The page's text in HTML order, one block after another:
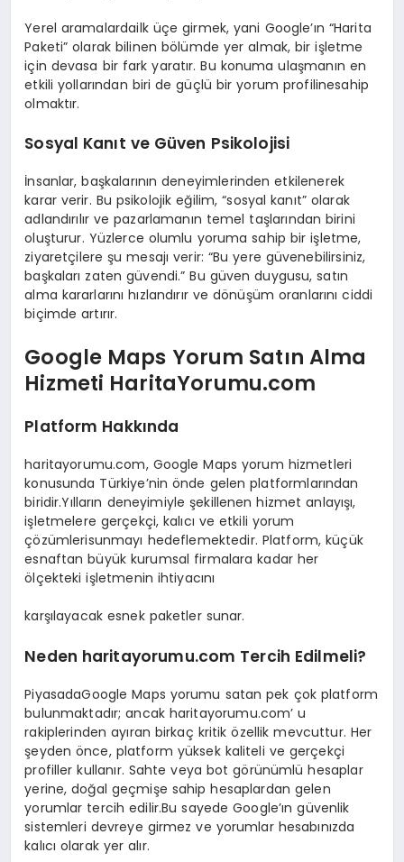
Yerel aramalardailk üçe girmek, yani Google’ın “Harita
Paketi” olarak bilinen bölümde yer almak, bir işletme
için devasa bir fark yaratır. Bu konuma ulaşmanın en
etkili yollarından biri de güçlü bir yorum profilinesahip
olmaktır.
Sosyal Kanıt ve Güven Psikolojisi
İnsanlar, başkalarının deneyimlerinden etkilenerek
karar verir. Bu psikolojik eğilim, “sosyal kanıt” olarak
adlandırılır ve pazarlamanın temel taşlarından birini
oluşturur. Yüzlerce olumlu yoruma sahip bir işletme,
ziyaretçilere şu mesajı verir: “Bu yere güvenebilirsiniz,
başkaları zaten güvendi.” Bu güven duygusu, satın
alma kararlarını hızlandırır ve dönüşüm oranlarını ciddi
biçimde artırır.
Google Maps Yorum Satın Alma
Hizmeti HaritaYorumu.com
Platform Hakkında
haritayorumu.com, Google Maps yorum hizmetleri
konusunda Türkiye’nin önde gelen platformlarından
biridir.Yılların deneyimiyle şekillenen hizmet anlayışı,
işletmelere gerçekçi, kalıcı ve etkili yorum
çözümlerisunmayı hedeflemektedir. Platform, küçük
esnaftan büyük kurumsal firmalara kadar her
ölçekteki işletmenin ihtiyacını
karşılayacak esnek paketler sunar.
Neden haritayorumu.com Tercih Edilmeli?
PiyasadaGoogle Maps yorumu satan pek çok platform
bulunmaktadır; ancak haritayorumu.com’ u
rakiplerinden ayıran birkaç kritik özellik mevcuttur. Her
şeyden önce, platform yüksek kaliteli ve gerçekçi
profiller kullanır. Sahte veya bot görünümlü hesaplar
yerine, doğal geçmişe sahip hesaplardan gelen
yorumlar tercih edilir.Bu sayede Google’ın güvenlik
sistemleri devreye girmez ve yorumlar hesabınızda
kalıcı olarak yer alır.